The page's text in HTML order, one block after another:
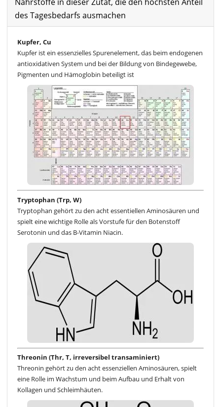
des Tagesbedarfs ausmachen
Kupfer, Cu
Kupfer ist ein essenzielles Spurenelement, das beim endogenen
antioxidativen System und bei der Bildung von Bindegewebe,
Pigmenten und Hämoglobin beteiligt ist
Tryptophan (Trp, W)
Tryptophan gehört zu den acht essentiellen Aminosäuren und
spielt eine wichtige Rolle als Vorstufe für den Botenstoff
Serotonin und das B-Vitamin Niacin.
Threonin (Thr, T, irreversibel transaminiert)
Threonin gehört zu den acht essenziellen Aminosäuren, spielt
eine Rolle im Wachstum und beim Aufbau und Erhalt von
Kollagen und Schleimhäuten.